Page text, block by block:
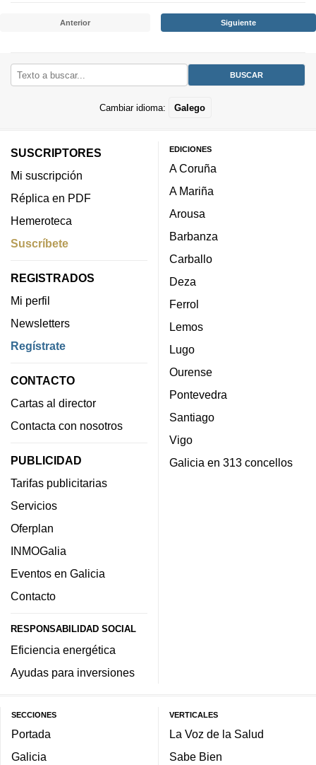
Anterior Siguiente
Cambiar idioma: Galego
SUSCRIPTORES
Mi suscripción
Réplica en PDF
Hemeroteca
Suscríbete
REGISTRADOS
Mi perfil
Newsletters
Regístrate
CONTACTO
Cartas al director
Contacta con nosotros
PUBLICIDAD
Tarifas publicitarias
Servicios
Oferplan
INMOGalia
Eventos en Galicia
Contacto
RESPONSABILIDAD SOCIAL
Eficiencia energética
Ayudas para inversiones
EDICIONES
A Coruña
A Mariña
Arousa
Barbanza
Carballo
Deza
Ferrol
Lemos
Lugo
Ourense
Pontevedra
Santiago
Vigo
Galicia en 313 concellos
SECCIONES
Portada
Galicia
VERTICALES
La Voz de la Salud
Sabe Bien